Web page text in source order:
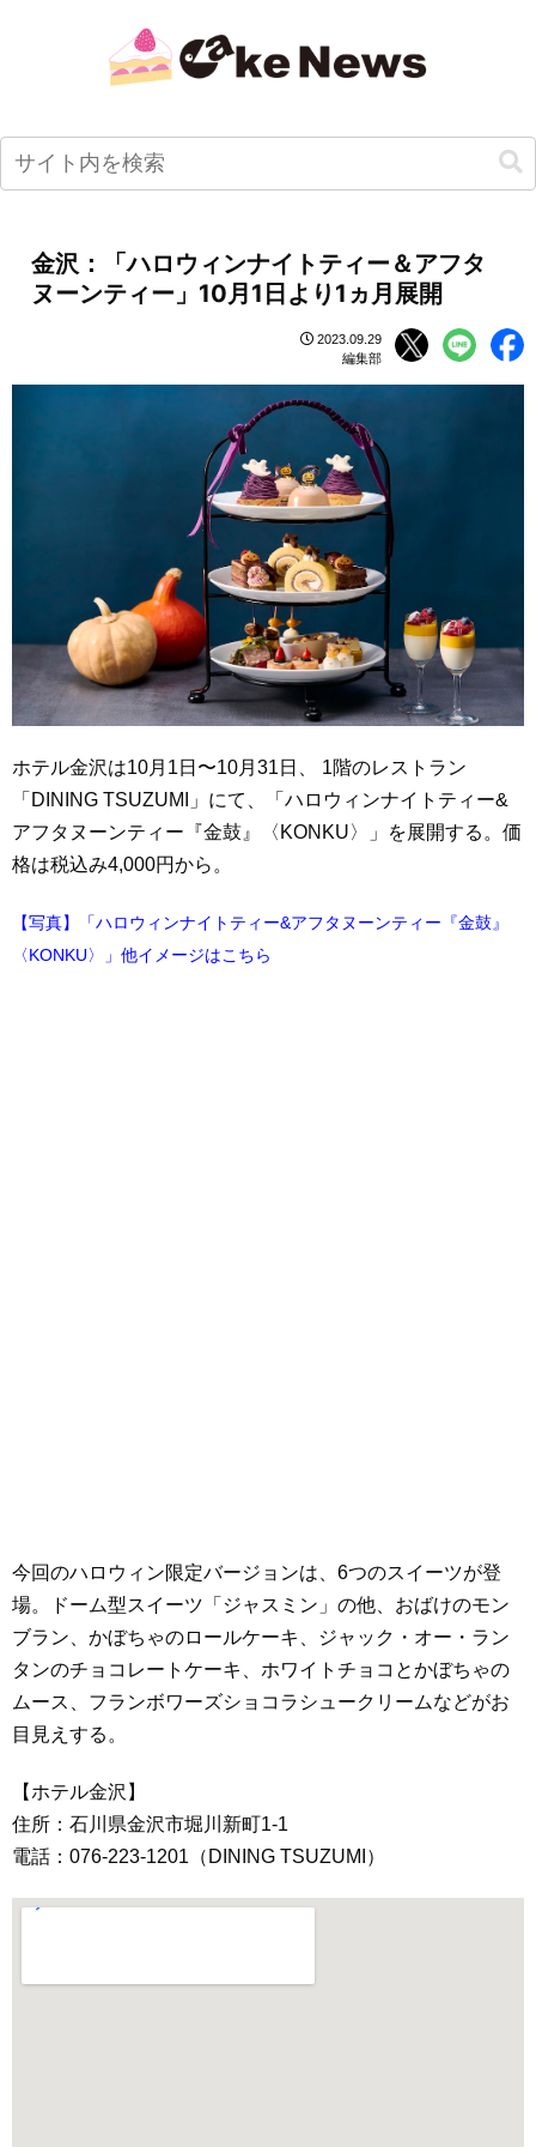
金沢：「ハロウィンナイトティー＆アフタ
ヌーンティー」10月1日より1ヵ月展開
2023.09.29
編集部
ホテル金沢は10月1日〜10月31日、 1階のレストラン
「DINING TSUZUMI」にて、「ハロウィンナイトティー&
アフタヌーンティー『金鼓』〈KONKU〉」を展開する。価
格は税込み4,000円から。
【写真】「ハロウィンナイトティー&アフタヌーンティー『金鼓』
〈KONKU〉」他イメージはこちら
今回のハロウィン限定バージョンは、6つのスイーツが登
場。ドーム型スイーツ「ジャスミン」の他、おばけのモン
ブラン、かぼちゃのロールケーキ、ジャック・オー・ラン
タンのチョコレートケーキ、ホワイトチョコとかぼちゃの
ムース、フランボワーズショコラシュークリームなどがお
目見えする。
【ホテル金沢】
住所：石川県金沢市堀川新町1-1
電話：076-223-1201（DINING TSUZUMI）